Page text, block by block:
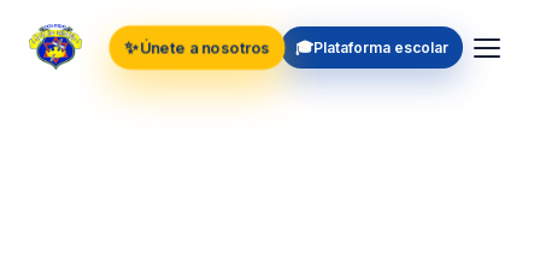
✨Únete a nosotros 🎓Plataforma escolar